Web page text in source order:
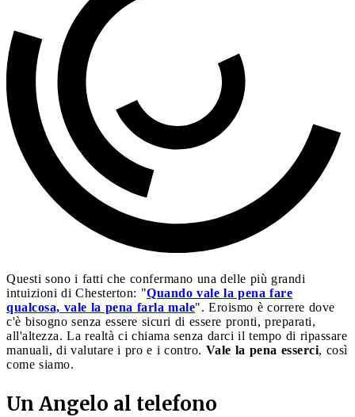
Questi sono i fatti che confermano una delle più grandi
intuizioni di Chesterton: "Quando vale la pena fare
qualcosa, vale la pena farla male". Eroismo è correre dove
c'è bisogno senza essere sicuri di essere pronti, preparati,
all'altezza. La realtà ci chiama senza darci il tempo di ripassare
manuali, di valutare i pro e i contro. Vale la pena esserci, così
come siamo.
Un Angelo al telefono